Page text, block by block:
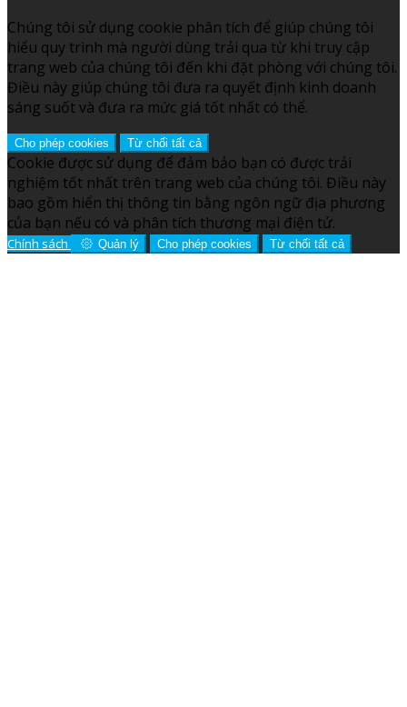
Chúng tôi sử dụng cookie phân tích để giúp chúng tôi
hiểu quy trình mà người dùng trải qua từ khi truy cập
trang web của chúng tôi đến khi đặt phòng với chúng tôi.
Điều này giúp chúng tôi đưa ra quyết định kinh doanh
sáng suốt và đưa ra mức giá tốt nhất có thể.
Cho phép cookies Từ chối tất cả
Cookie được sử dụng để đảm bảo bạn có được trải
nghiệm tốt nhất trên trang web của chúng tôi. Điều này
bao gồm hiển thị thông tin bằng ngôn ngữ địa phương
của bạn nếu có và phân tích thương mại điện tử.
Chính sách Quản lý Cho phép cookies Từ chối tất cả